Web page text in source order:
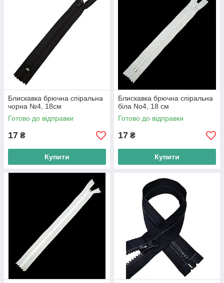
Блискавка брючна спіральна
чорна №4, 18см
Готово до відправки
17 ₴
Купити
Блискавка брючна спіральна
біла No4, 18 см
Готово до відправки
17 ₴
Купити